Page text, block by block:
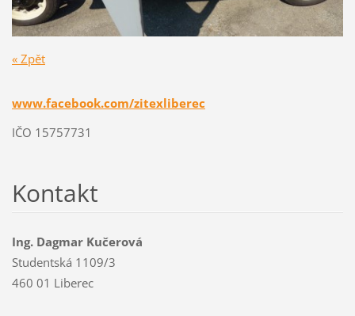
« Zpět
www.facebook.com/zitexliberec
IČO 15757731
Kontakt
Ing. Dagmar Kučerová
Studentská 1109/3
460 01 Liberec